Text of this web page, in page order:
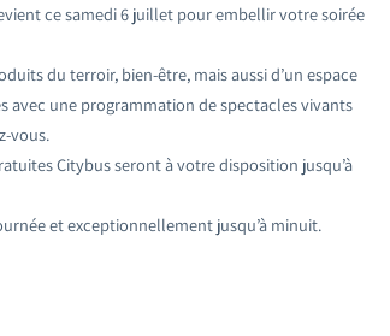
ce samedi 6 juillet pour embellir votre soirée
du terroir, bien-être, mais aussi d’un espace
avec une programmation de spectacles vivants
vous.
Citybus seront à votre disposition jusqu’à
et exceptionnellement jusqu’à minuit.